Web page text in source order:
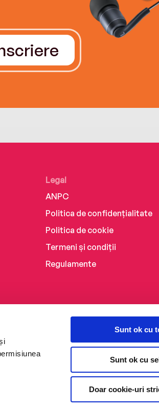
Sunt ok cu
Sunt ok cu
Doar cookie-uri
Legal
ANPC
Politica de confidențialitate
Politica de cookie
Termeni și condiții
Regulamente